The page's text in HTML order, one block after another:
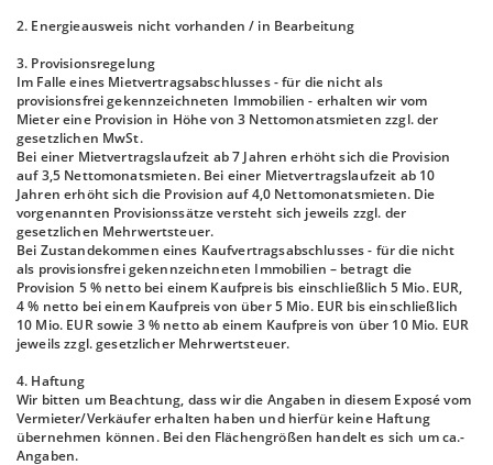
2. Energieausweis nicht vorhanden / in Bearbeitung
3. Provisionsregelung
Im Falle eines Mietvertragsabschlusses - für die nicht als
provisionsfrei gekennzeichneten Immobilien - erhalten wir vom
Mieter eine Provision in Höhe von 3 Nettomonatsmieten zzgl. der
gesetzlichen MwSt.
Bei einer Mietvertragslaufzeit ab 7 Jahren erhöht sich die Provision
auf 3,5 Nettomonatsmieten. Bei einer Mietvertragslaufzeit ab 10
Jahren erhöht sich die Provision auf 4,0 Nettomonatsmieten. Die
vorgenannten Provisionssätze versteht sich jeweils zzgl. der
gesetzlichen Mehrwertsteuer.
Bei Zustandekommen eines Kaufvertragsabschlusses - für die nicht
als provisionsfrei gekennzeichneten Immobilien – betragt die
Provision 5 % netto bei einem Kaufpreis bis einschließlich 5 Mio. EUR,
4 % netto bei einem Kaufpreis von über 5 Mio. EUR bis einschließlich
10 Mio. EUR sowie 3 % netto ab einem Kaufpreis von über 10 Mio. EUR
jeweils zzgl. gesetzlicher Mehrwertsteuer.
4. Haftung
Wir bitten um Beachtung, dass wir die Angaben in diesem Exposé vom
Vermieter/Verkäufer erhalten haben und hierfür keine Haftung
übernehmen können. Bei den Flächengrößen handelt es sich um ca.-
Angaben.